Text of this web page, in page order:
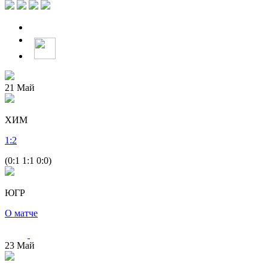
21 Май
ХИМ
1 :2
(0:1 1:1 0:0)
ЮГР
О матче
23 Май